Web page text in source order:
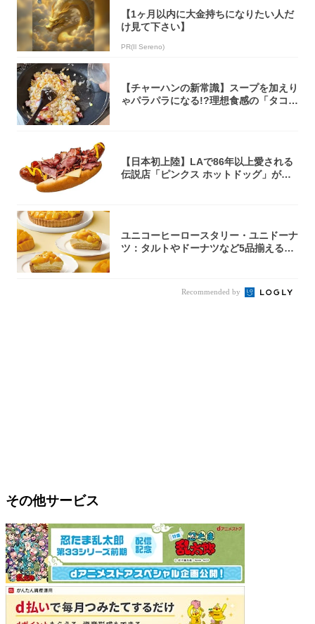
【1ヶ月以内に大金持ちになりたい人だ
け見て下さい】
PR(Il Sereno)
【チャーハンの新常識】スープを加えり
ゃパラパラになる!?理想食感の「タコチ
【日本初上陸】LAで86年以上愛される
伝説店「ピンクス ホットドッグ」が年
ユニコーヒーロースタリー・ユニドーナ
ツ：タルトやドーナツなど5品揃える
Recommended by
その他サービス